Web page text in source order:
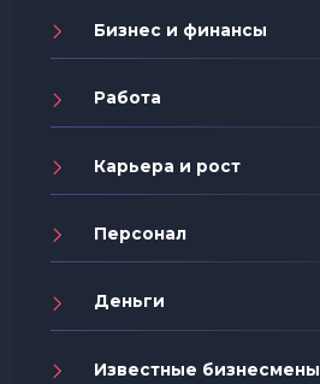
Бизнес и финансы
Работа
Карьера и рост
Персонал
Деньги
Известные бизнесмены